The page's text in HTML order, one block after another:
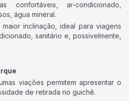
confortáveis, ar-condicionado,
água mineral.
maior inclinação, ideal para viagens
sanitário e, possivelmente,
viações permitem apresentar o
de retirada no guichê.